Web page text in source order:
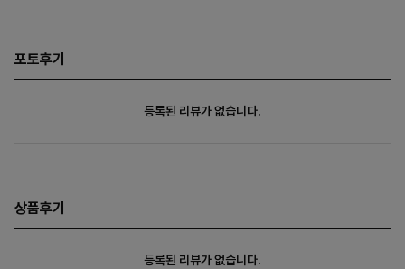
포토후기
등록된 리뷰가 없습니다.
상품후기
등록된 리뷰가 없습니다.